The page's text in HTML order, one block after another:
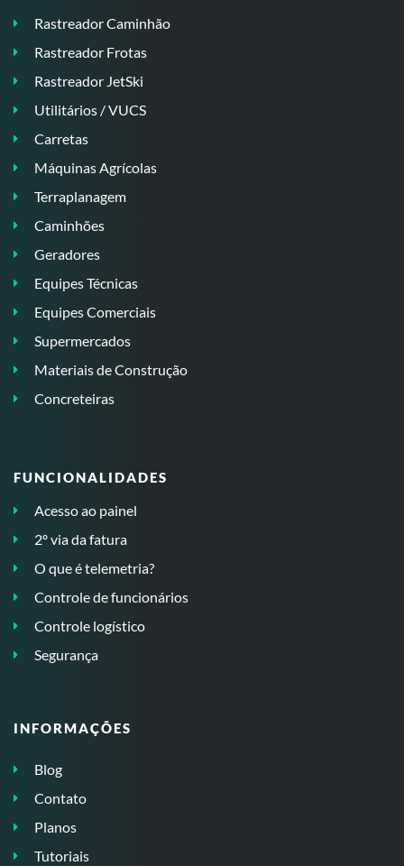
Rastreador Caminhão
Rastreador Frotas
Rastreador JetSki
Utilitários / VUCS
Carretas
Máquinas Agrícolas
Terraplanagem
Caminhões
Geradores
Equipes Técnicas
Equipes Comerciais
Supermercados
Materiais de Construção
Concreteiras
FUNCIONALIDADES
Acesso ao painel
2º via da fatura
O que é telemetria?
Controle de funcionários
Controle logístico
Segurança
INFORMAÇÕES
Blog
Contato
Planos
Tutoriais